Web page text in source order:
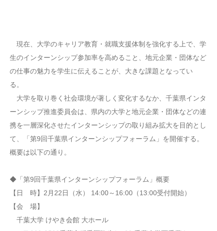
現在、大学のキャリア教育・就職支援体制を強化する上で、学
生のインターンシップ参加率を高めること、地元企業・団体など
の仕事の魅力を学生に伝えることが、大きな課題となってい
る。
大学を取り巻く社会環境が著しく変化するなか、千葉県インタ
ーンシップ推進委員会は、県内の大学と地元企業・団体などの連
携を一層深化させたインターンシップの取り組み拡大を目的とし
て、「第9回千葉県インターンシップフォーラム」を開催する。
概要は以下の通り。
◆「第9回千葉県インターンシップフォーラム」概要
【日 時】2月22日（水） 14:00～16:00（13:00受付開始）
【会 場】
千葉大学 けやき会館 大ホール